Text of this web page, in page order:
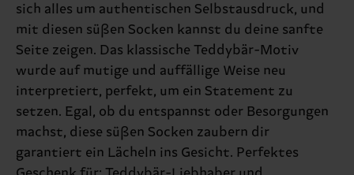
sich alles um authentischen Selbstausdruck, und
mit diesen süßen Socken kannst du deine sanfte
Seite zeigen. Das klassische Teddybär-Motiv
wurde auf mutige und auffällige Weise neu
interpretiert, perfekt, um ein Statement zu
setzen. Egal, ob du entspannst oder Besorgungen
machst, diese süßen Socken zaubern dir
garantiert ein Lächeln ins Gesicht. Perfektes